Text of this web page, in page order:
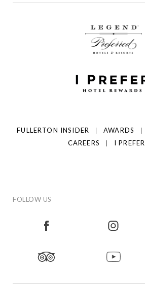
FULLERTON INSIDER AWARDS
CAREERS
I PREFER
FOLLOW US